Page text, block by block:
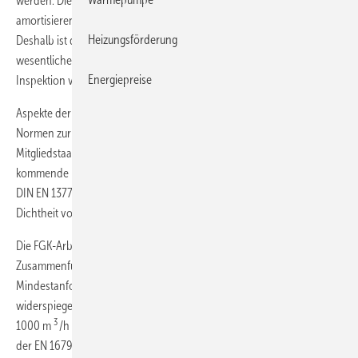
amortisieren sich dadurch schon nach durchschnittlich drei Jahren.
Deshalb ist die Dichtheit von Luftleitungen bereits ein ganz
wesentlicher Punkt bei der Durchführung der Energetischen
Inspektion von Klimaanlagen nach dem derzeitigen § 12 der EnEV.
Aspekte der Luftdichtheit werden bereits in den europäischen
Normen zur EU-Gebäuderichtlinie (EPBD), in verschiedenen EU-
Mitgliedstaaten sowie in KfW-Förderprogrammen berücksichtigt. Die
kommende EN 16798-3, die ab Ende 2016 die in der EnEV eingeführte
DIN EN 13779 ersetzt, wird ebenso Mindestanforderungen an die
Dichtheit von Luftleitungen festlegen.
Die FGK-Arbeitsgruppe Luftleitungen schlägt deshalb vor, im
Zusammenführungsgesetz die entsprechenden
Mindestanforderungen aufzunehmen, die den Stand der Technik
widerspiegeln. Demnach müssen Luftleitungen von RLT-Anlagen ab
1000 m 3 /h Luftvolumenstrom mindestens entsprechend der Klasse B
der EN 16798-3 dauerhaft luftundurchlässig sein. Die
Heizungsförderung
Energiepreise